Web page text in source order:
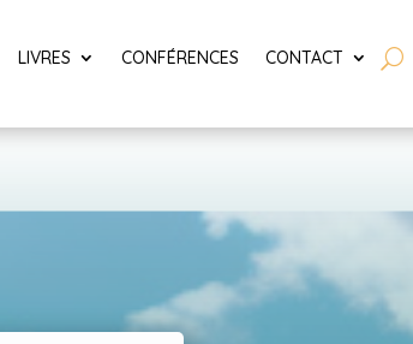
LIVRES CONFÉRENCES CONTACT